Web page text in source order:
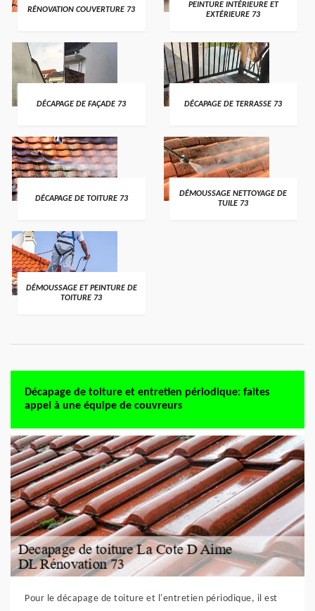
RÉNOVATION COUVERTURE 73
PEINTURE INTÉRIEURE ET
EXTÉRIEURE 73
DÉCAPAGE DE FAÇADE 73 DÉCAPAGE DE TERRASSE 73
DÉCAPAGE DE TOITURE 73
DÉMOUSSAGE NETTOYAGE DE
TUILE 73
DÉMOUSSAGE ET PEINTURE DE
TOITURE 73
Décapage de toiture et entretien périodique: faites
appel à une équipe de couvreurs
Pour le décapage de toiture et l'entretien périodique, il est